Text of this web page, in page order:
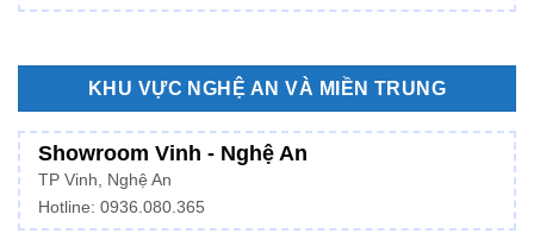
KHU VỰC NGHỆ AN VÀ MIỀN TRUNG
Showroom Vinh - Nghệ An
TP Vinh, Nghệ An
Hotline: 0936.080.365